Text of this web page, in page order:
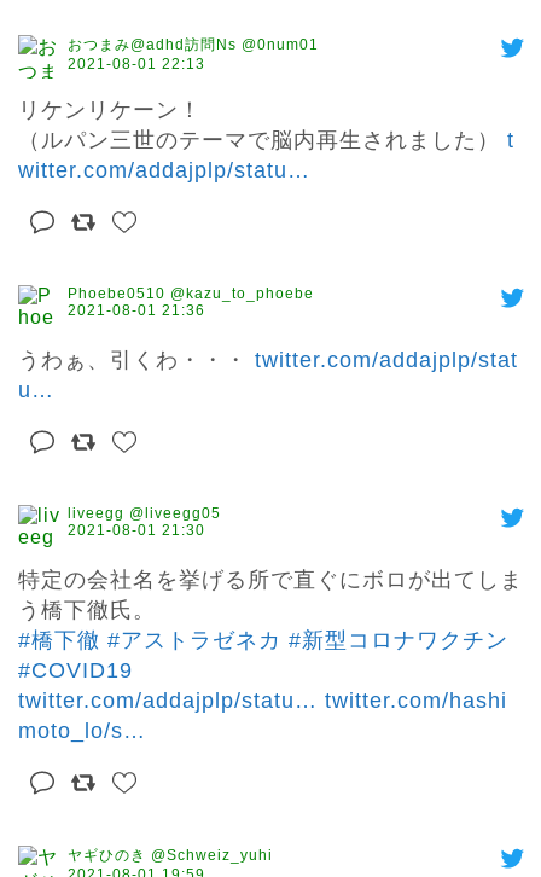
おつまみ@adhd訪問Ns @0num01
2021-08-01 22:13
リケンリケーン！
（ルパン三世のテーマで脳内再生されました） t
witter.com/addajplp/statu …
Phoebe0510 @kazu_to_phoebe
2021-08-01 21:36
うわぁ、引くわ・・・ twitter.com/addajplp/stat
u …
liveegg @liveegg05
2021-08-01 21:30
特定の会社名を挙げる所で直ぐにボロが出てしま
#橋下徹 #アストラゼネカ #新型コロナワクチン
#COVID19
twitter.com/addajplp/statu … twitter.com/hashi
moto_lo/s…
ヤギひのき @Schweiz_yuhi